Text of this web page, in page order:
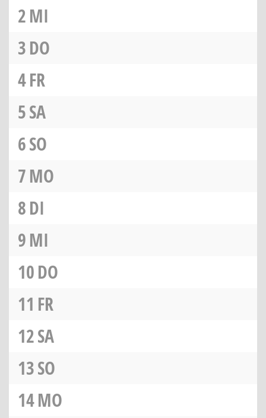
2MI
3DO
4FR
5SA
6SO
7MO
8DI
9MI
10DO
11 FR
12SA
13SO
14MO